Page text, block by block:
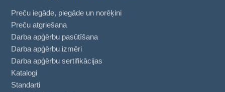
Preču iegāde, piegāde un norēķini
Preču atgriešana
Darba apģērbu pasūtīšana
Darba apģērbu izmēri
Darba apģērbu sertifikācijas
Katalogi
Standarti